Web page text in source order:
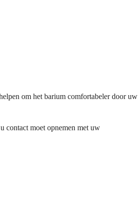
om het barium comfortabeler door uw
contact moet opnemen met uw